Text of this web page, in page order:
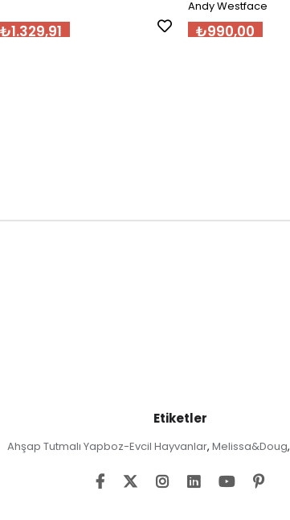
₺1.329,91
Andy Westface
₺990,00
Etiketler
Ahşap Tutmalı Yapboz-Evcil Hayvanlar, Melissa&Doug,